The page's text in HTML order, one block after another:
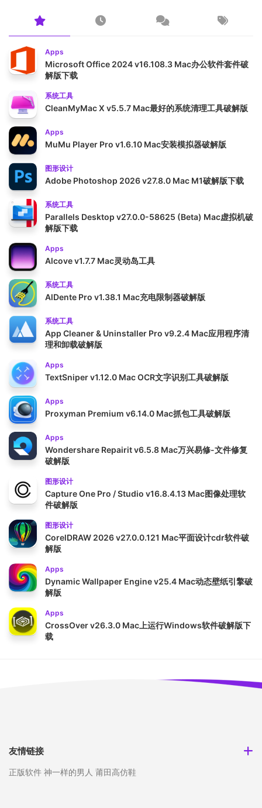
Apps
Microsoft Office 2024 v16.108.3 Mac办公软件套件破
解版下载
系统工具
CleanMyMac X v5.5.7 Mac最好的系统清理工具破解版
Apps
MuMu Player Pro v1.6.10 Mac安装模拟器破解版
图形设计
Adobe Photoshop 2026 v27.8.0 Mac M1破解版下载
系统工具
Parallels Desktop v27.0.0-58625 (Beta) Mac虚拟机破
解版下载
Apps
Alcove v1.7.7 Mac灵动岛工具
系统工具
AlDente Pro v1.38.1 Mac充电限制器破解版
系统工具
App Cleaner & Uninstaller Pro v9.2.4 Mac应用程序清
理和卸载破解版
Apps
TextSniper v1.12.0 Mac OCR文字识别工具破解版
Apps
Proxyman Premium v6.14.0 Mac抓包工具破解版
Apps
Wondershare Repairit v6.5.8 Mac万兴易修-文件修复
破解版
图形设计
Capture One Pro / Studio v16.8.4.13 Mac图像处理软
件破解版
图形设计
CorelDRAW 2026 v27.0.0.121 Mac平面设计cdr软件破
解版
Apps
Dynamic Wallpaper Engine v25.4 Mac动态壁纸引擎破
解版
Apps
CrossOver v26.3.0 Mac上运行Windows软件破解版下
载
友情链接
正版软件 神一样的男人 莆田高仿鞋